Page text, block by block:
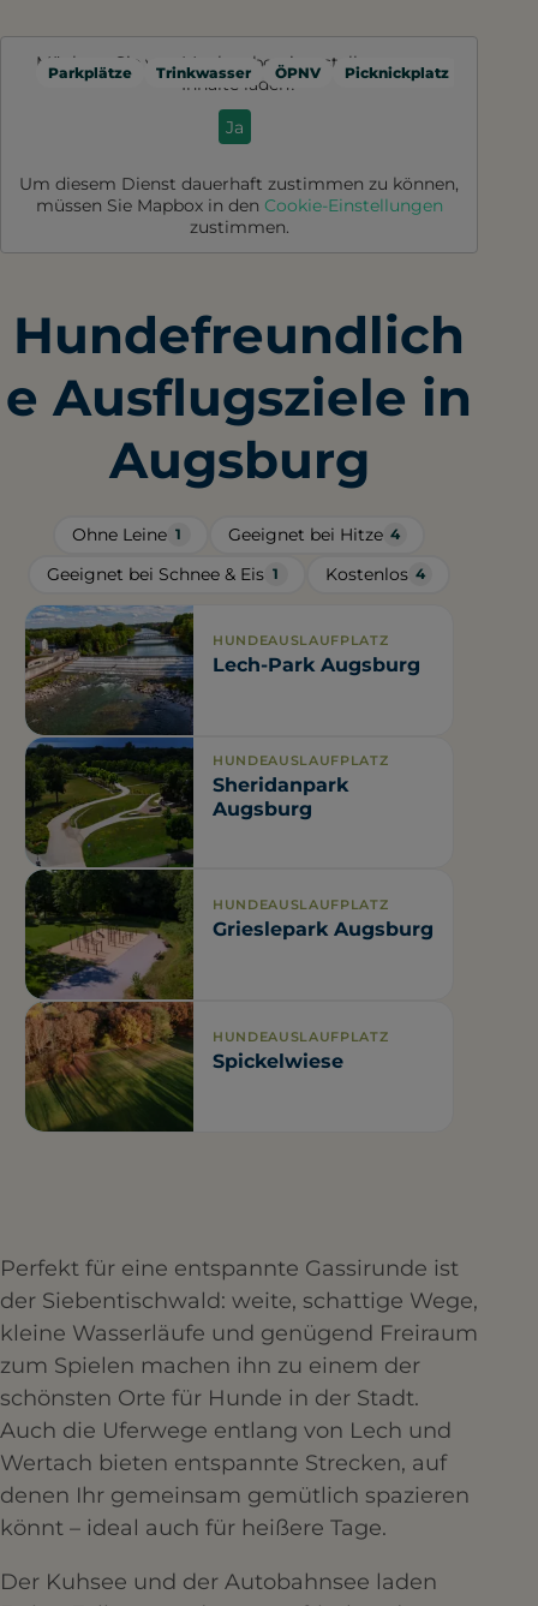
Parkplätze Trinkwasser ÖPNV Picknickplatz
Möchten Sie von Mapbox
bereitgestellte externe
Inhalte laden?
Ja
Um diesem Dienst dauerhaft zustimmen zu können,
müssen Sie Mapboxin den Cookie-Einstellungen
zustimmen.
Hundefreundlich
e Ausflugsziele in
Augsburg
Ohne Leine 1 Geeignet bei Hitze 4
Geeignet bei Schnee & Eis 1 Kostenlos 4
HUNDEAUSLAUFPLATZ
Lech-Park Augsburg
HUNDEAUSLAUFPLATZ
Sheridanpark
Augsburg
HUNDEAUSLAUFPLATZ
Grieslepark Augsburg
HUNDEAUSLAUFPLATZ
Spickelwiese
Perfekt für eine entspannte Gassirunde ist
der Siebentischwald: weite, schattige Wege,
kleine Wasserläufe und genügend Freiraum
zum Spielen machen ihn zu einem der
schönsten Orte für Hunde in der Stadt.
Auch die Uferwege entlang von Lech und
Wertach bieten entspannte Strecken, auf
denen Ihr gemeinsam gemütlich spazieren
könnt – ideal auch für heißere Tage.
Der Kuhsee und der Autobahnsee laden